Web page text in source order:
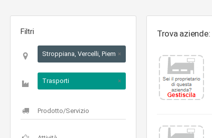
Filtri
Stroppiana, Vercelli, Piemonte
×
Trasporti ×
Trova aziende: